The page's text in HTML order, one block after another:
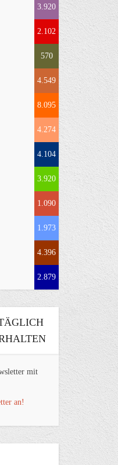
3.920
2.102
570
4.549
8.095
4.274
4.104
3.920
1.090
1.973
4.396
2.879
mit
an!